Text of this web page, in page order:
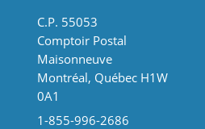
C.P. 55053
Comptoir Postal
Maisonneuve
Montréal, Québec H1W
0A1
1-855-996-2686